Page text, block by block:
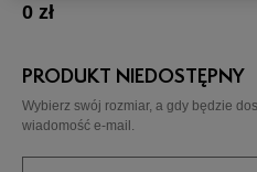
0 zł
PRODUKT NIEDOSTĘPNY
Wybierz swój rozmiar, a gdy będzie
wiadomość e-mail.